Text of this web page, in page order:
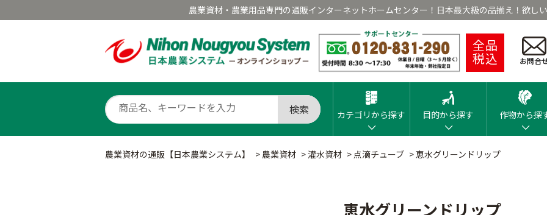
農業資材・農業用品専門の通販インターネットホームセンター！日本最大級の品揃え！欲しい
全品
税込 お問合
検索 カテゴリから探す 目的から探す 作物から探
農業資材の通販【日本農業システム】 > 農業資材 >灌水資材 > 点滴チューブ >恵水グリーンドリップ
恵水グリーンドリップ